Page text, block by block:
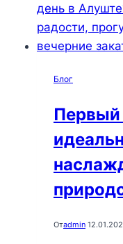
Блог
Первый
Отadmin